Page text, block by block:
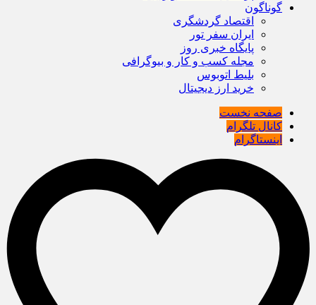
گوناگون
اقتصاد گردشگری
ایران سفر تور
پایگاه خبری روز
مجله کسب و کار و بیوگرافی
بلیط اتوبوس
خرید ارز دیجیتال
صفحه نخست
کانال تلگرام
اینستاگرام